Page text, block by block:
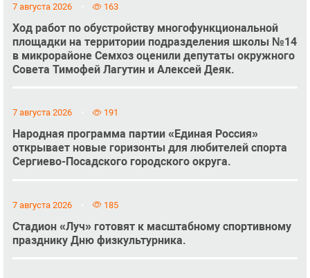
7 августа 2026 163
Ход работ по обустройству многофункциональной
площадки на территории подразделения школы №14
в микрорайоне Семхоз оценили депутаты окружного
Совета Тимофей Лагутин и Алексей Деяк.
7 августа 2026 191
Народная программа партии «Единая Россия»
открывает новые горизонты для любителей спорта
Сергиево-Посадского городского округа.
7 августа 2026 185
Стадион «Луч» готовят к масштабному спортивному
празднику Дню физкультурника.